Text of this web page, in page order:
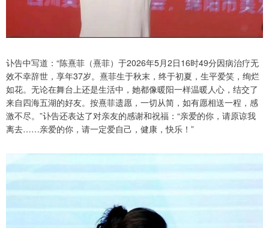
讣告中写道：“陈熹菲（熹菲）于2026年5月2日16时49分因病治疗无
效不幸辞世，享年37岁。熹菲生于秋末，终于初夏，生平爱笑，绚烂
如花。无论在舞台上还是生活中，她都像暖阳一样温暖人心，结交了
来自四海五湖的好友。按熹菲遗愿，一切从简，如有愿相送一程，感
激不尽。”讣告还表达了对亲友的感谢和祝福：“亲爱的你，请原谅我
离去……亲爱的你，请一定爱自己，健康，快乐！”